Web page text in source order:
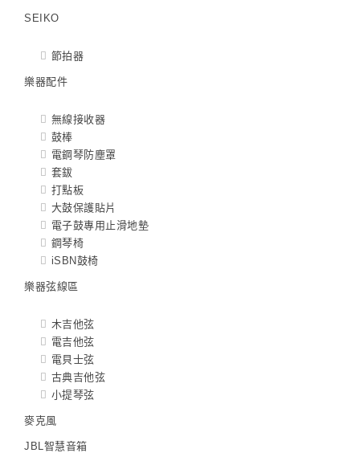
SEIKO
節拍器
樂器配件
無線接收器
鼓棒
電鋼琴防塵罩
套鈸
打點板
大鼓保護貼片
電子鼓專用止滑地墊
鋼琴椅
iSBN鼓椅
樂器弦線區
木吉他弦
電吉他弦
電貝士弦
古典吉他弦
小提琴弦
麥克風
JBL智慧音箱